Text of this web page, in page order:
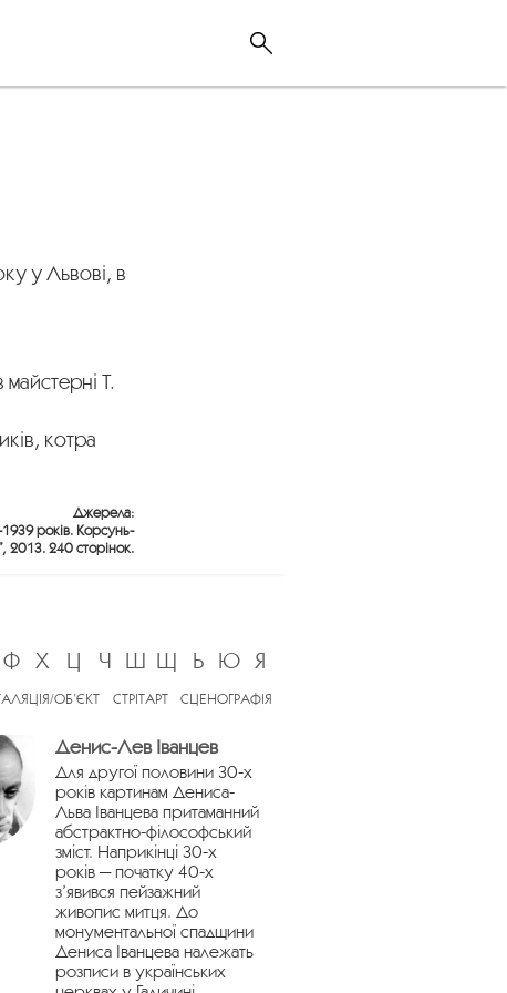
у Львові, в
Т.
котра
Джерела:
1939 років. Корсунь-
2013. 240 сторінок.
Ф Х Ц Ч Ш Щ Ь Ю Я
ОБ’ЄКТ СТРІТАРТ СЦЕНОГРАФІЯ
Денис-Лев Іванцев
Для другої половини 30-х
років картинам Дениса-
Льва Іванцева притаманний
абстрактно-філософський
зміст. Наприкінці 30-х
років — початку 40-х
з’явився пейзажний
живопис митця. До
монументальної спадщини
Дениса Іванцева належать
розписи в українських